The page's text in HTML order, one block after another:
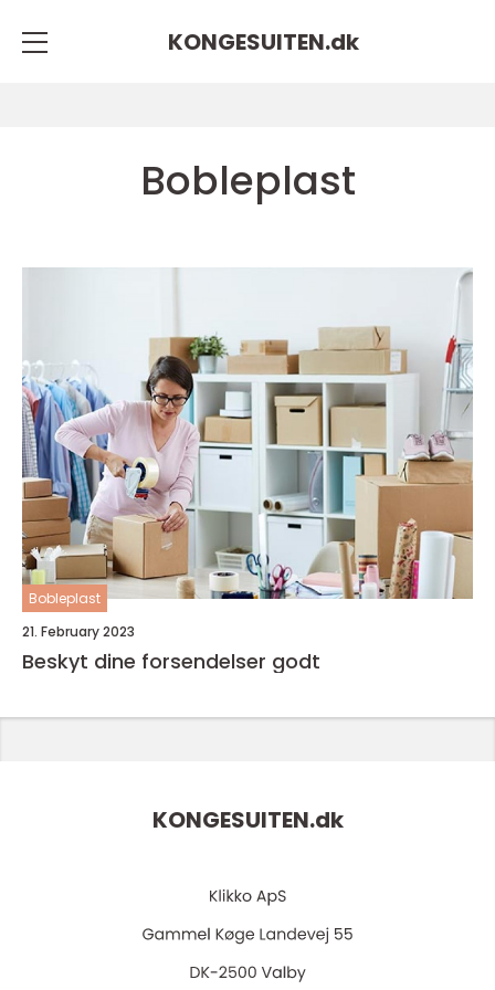
KONGESUITEN.dk
Bobleplast
Bobleplast
21. February 2023
Beskyt dine forsendelser godt
KONGESUITEN.dk